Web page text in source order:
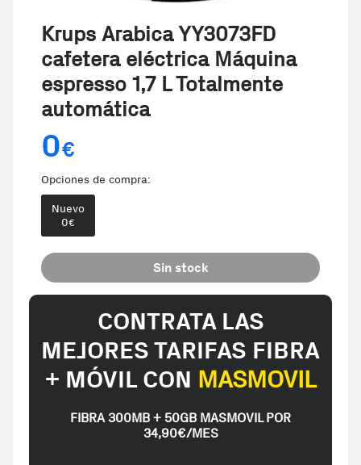
Krups Arabica YY3073FD
cafetera eléctrica Máquina
espresso 1,7 L Totalmente
automática
0€
Opciones de compra:
Nuevo
0€
Sin stock
CONTRATA LAS
MEJORES TARIFAS FIBRA
+ MÓVIL CON MASMOVIL
FIBRA 300MB + 50GB MASMOVIL POR
34,90€/MES